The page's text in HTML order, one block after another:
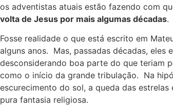
os adventistas atuais estão fazendo com
volta de Jesus por mais algumas décadas.
Fosse realidade o que está escrito em
alguns anos. Mas, passadas décadas, eles
desconsiderando boa parte do que teriam
como o início da grande tribulação. Na
escurecimento do sol, a queda das
pura fantasia religiosa.